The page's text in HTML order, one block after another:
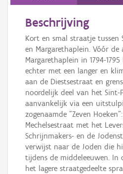
Beschrijving
Kort en smal straatje tussen
en Margarethaplein. Vóór de
Margarethaplein in 1794-
echter met een langer en
aan de Diestsestraat en
noordelijk deel van het
aanvankelijk via een
zogenaamde "Zeven
Mechelsestraat met het
Schrijnmakers- en de
verwijst naar de Joden die
tijdens de middeleeuwen. In
het lagere straatgedeelte